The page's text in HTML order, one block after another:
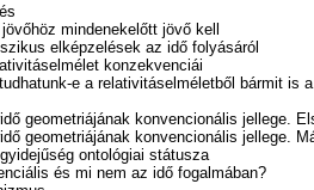
mindenekelőtt jövő kell
elképzelések az idő folyásáról
konzekvenciái
e a relativitáselméletből bármit is
geometriájának konvencionális jellege.
geometriájának konvencionális jellege.
ontológiai státusza
és mi nem az idő fogalmában?